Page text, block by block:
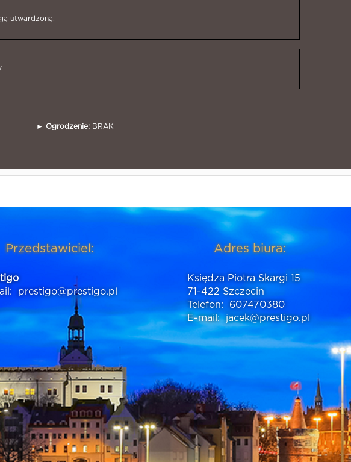
utwardzoną.
► Ogrodzenie: BRAK
Przedstawiciel:
prestigo@prestigo.pl
Adres biura:
Księdza Piotra Skargi 15
71-422 Szczecin
Telefon:
607470380
E-mail: jacek@prestigo.pl